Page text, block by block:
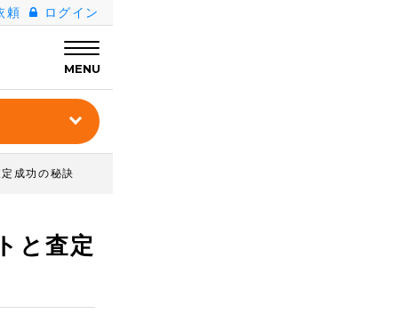
頼 ログイン
MENU
成功の秘訣
と査定